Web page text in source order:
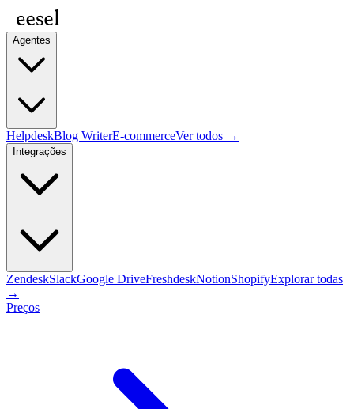
Agentes
HelpdeskBlog WriterE-commerceVer todos →
Integrações
ZendeskSlackGoogle DriveFreshdeskNotionShopifyExplorar todas
→
Preços